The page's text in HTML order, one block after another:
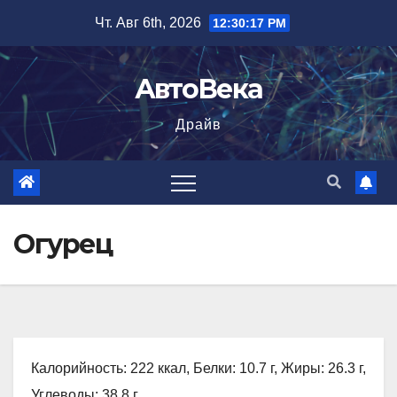
содержимому
Чт. Авг 6th, 2026 12:30:18 PM
АвтоВека
Драйв
Огурец
Калорийность: 222 ккал, Белки: 10.7 г, Жиры: 26.3 г,